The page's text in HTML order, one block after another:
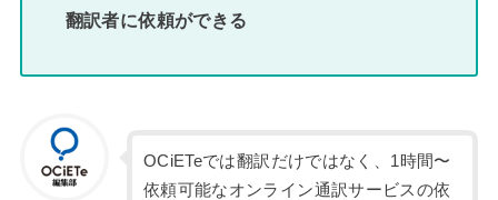
翻訳者に依頼ができる
OCiETeでは翻訳だけではなく、1時間〜
依頼可能なオンライン通訳サービスの依